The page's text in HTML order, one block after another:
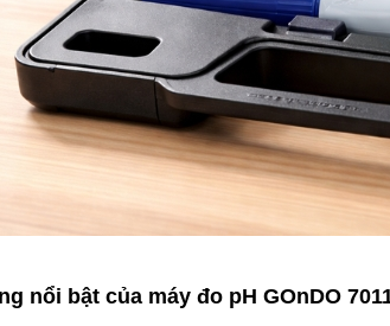
nổi bật của máy đo pH GOnDO